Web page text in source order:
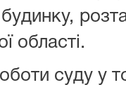
області.
суду у